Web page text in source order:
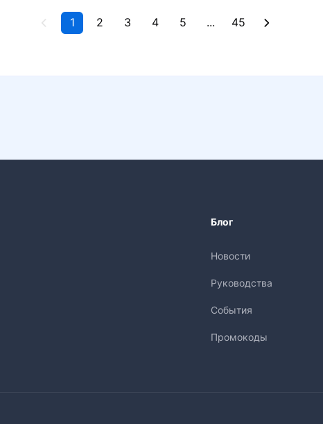
1 2 3 4 5 ... 45
Блог
Новости
Руководства
События
Промокоды